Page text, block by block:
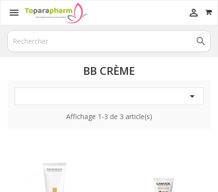
 

BB CRÈME

Affichage 1-3 de 3 article(s)